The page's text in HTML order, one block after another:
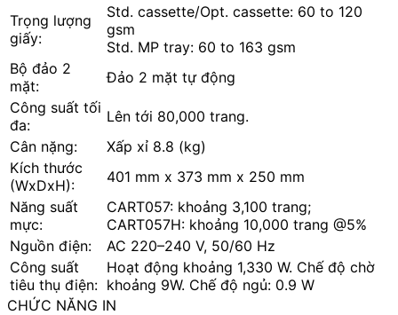
Trọng lượng
giấy:
Std. cassette/Opt. cassette: 60 to 120
gsm
Std. MP tray: 60 to 163 gsm
Bộ đảo 2
mặt:
Đảo 2 mặt tự động
Công suất tối
đa:
Lên tới 80,000 trang.
Cân nặng:
Xấp xỉ 8.8 (kg)
Kích thước
(WxDxH):
401 mm x 373 mm x 250 mm
Năng suất
mực:
CART057: khoảng 3,100 trang;
CART057H: khoảng 10,000 trang @5%
Nguồn điện:
AC 220–240 V, 50/60 Hz
Công suất
tiêu thụ điện:
Hoạt động khoảng 1,330 W. Chế độ chờ
khoảng 9W. Chế độ ngủ: 0.9 W
CHỨC NĂNG IN